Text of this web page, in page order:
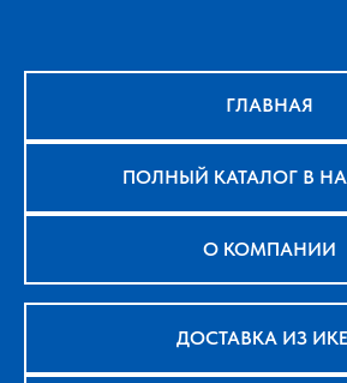
ГЛАВНАЯ
ПОЛНЫЙ КАТАЛОГ В
О КОМПАНИИ
ДОСТАВКА ИЗ